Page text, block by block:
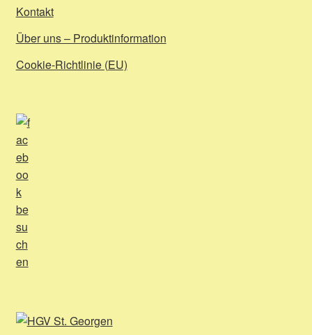
Kontakt
Über uns – Produktinformation
Cookie-Richtlinie (EU)